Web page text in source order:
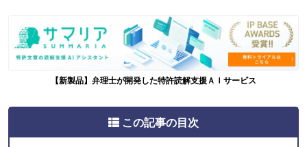
【新製品】弁理士が開発した特許読解支援ＡＩサービス
この記事の目次